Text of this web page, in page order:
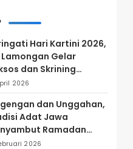
Hari Kartini 2026,
Lamongan Gelar
dan Skrining
Serviks
2026
dan Unggahan,
Adat Jawa
Ramadan
Sarat Makna Filosofis
2026